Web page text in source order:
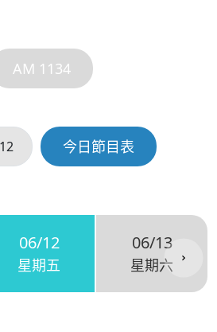
AM 1134
今日節目表
06/12
星期五
06/13
星期六